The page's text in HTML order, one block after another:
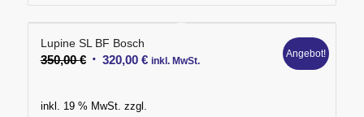
Lupine SL BF Bosch
350,00€ Ursprünglicher
320,00 €Aktueller
inkl. MwSt.
Angebot!
inkl. 19 % MwSt. zzgl.